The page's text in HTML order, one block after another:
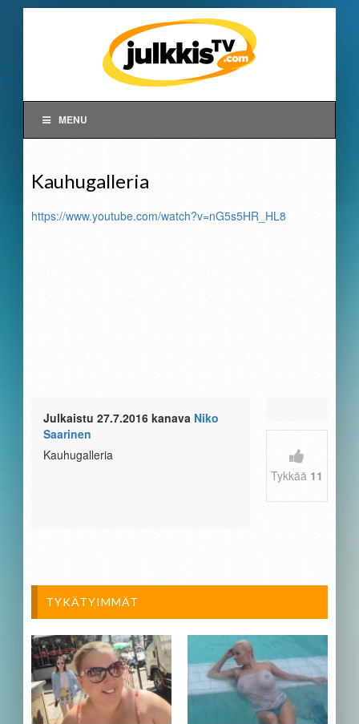
MENU
Kauhugalleria
https://www.youtube.com/watch?v=nG5s5HR_HL8
Julkaistu 27.7.2016 kanava Niko
Saarinen
Kauhugalleria
Tykkää 11
TYKÄTYIMMÄT